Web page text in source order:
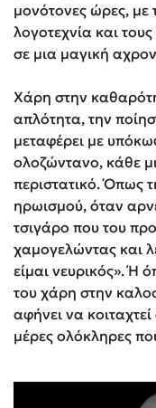
μονότονες ώρες, με
λογοτεχνία και
σε μια μαγική
Χάρη στην
απλότητα, την
μεταφέρει με
ολοζώντανο, κάθε
περιστατικό. Όπως
ηρωισμού, όταν
τσιγάρο που του
χαμογελώντας και
είμαι νευρικός». Ή
του χάρη στην
αφήνει να
μέρες ολόκληρες